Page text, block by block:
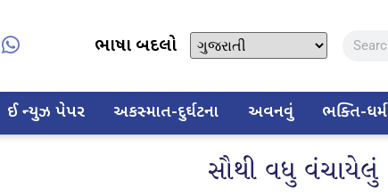
ભાષા બદલો
ઈ ન્યુઝ પેપર અકસ્માત-દુર્ઘટના અવનવું ભક્તિ-ધર્મ
સૌથી વધુ વંચાયેલું